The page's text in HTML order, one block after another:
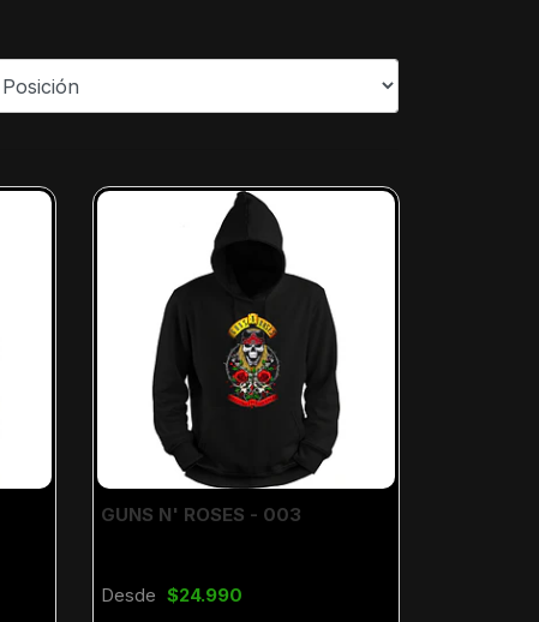
GUNS N' ROSES - 003
Desde $24.990